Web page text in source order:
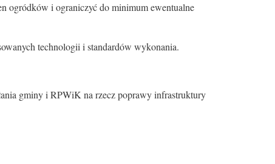
ogródków i ograniczyć do minimum ewentualne
technologii i standardów wykonania.
gminy i RPWiK na rzecz poprawy infrastruktury